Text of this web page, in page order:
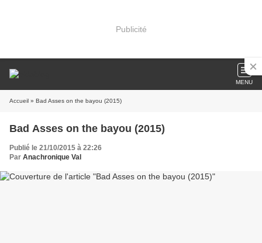
Publicité
MENU
Accueil » Bad Asses on the bayou (2015)
Bad Asses on the bayou (2015)
Publié le 21/10/2015 à 22:26
Par Anachronique Val